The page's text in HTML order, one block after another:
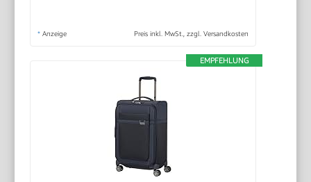
* Anzeige Preis inkl. MwSt., zzgl. Versandkosten
EMPFEHLUNG